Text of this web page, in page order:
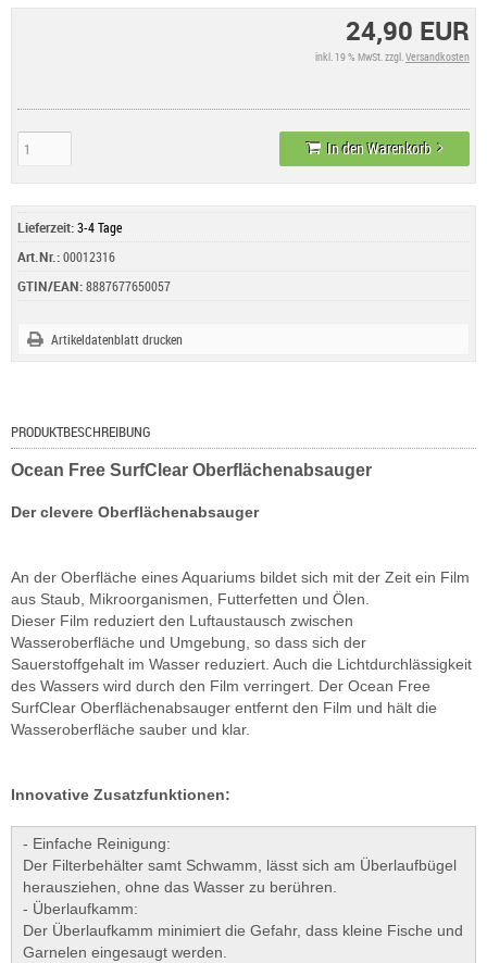
24,90 EUR
inkl. 19 % MwSt. zzgl. Versandkosten
In den Warenkorb
Lieferzeit:3-4 Tage
Art.Nr.:00012316
GTIN/EAN:8887677650057
Artikeldatenblatt drucken
PRODUKTBESCHREIBUNG
Ocean Free SurfClear Oberflächenabsauger
Der clevere Oberflächenabsauger
An der Oberfläche eines Aquariums bildet sich mit der Zeit ein Film
aus Staub, Mikroorganismen, Futterfetten und Ölen.
Dieser Film reduziert den Luftaustausch zwischen
Wasseroberfläche und Umgebung, so dass sich der
Sauerstoffgehalt im Wasser reduziert. Auch die Lichtdurchlässigkeit
des Wassers wird durch den Film verringert. Der Ocean Free
SurfClear Oberflächenabsauger entfernt den Film und hält die
Wasseroberfläche sauber und klar.
Innovative Zusatzfunktionen:
- Einfache Reinigung:
Der Filterbehälter samt Schwamm, lässt sich am Überlaufbügel
herausziehen, ohne das Wasser zu berühren.
- Überlaufkamm:
Der Überlaufkamm minimiert die Gefahr, dass kleine Fische und
Garnelen eingesaugt werden.